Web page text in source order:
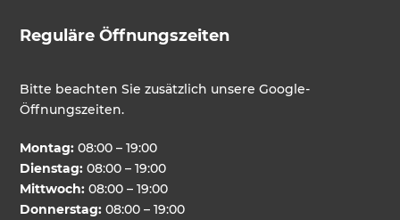
Reguläre Öffnungszeiten
Bitte beachten Sie zusätzlich unsere Google-
Öffnungszeiten.
Montag: 08:00 – 19:00
Dienstag: 08:00 – 19:00
Mittwoch: 08:00 – 19:00
Donnerstag: 08:00 – 19:00